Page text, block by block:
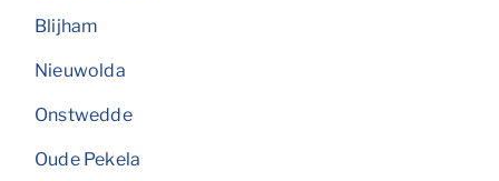
Blijham
Nieuwolda
Onstwedde
Oude Pekela